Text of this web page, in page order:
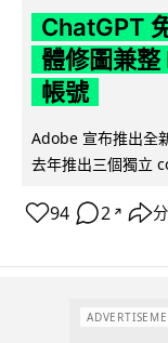
ChatGPT
體修圖兼整
帳號
Adobe 宣布推出全
去年推出三個獨立
94 2 ↗